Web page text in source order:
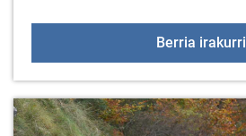
Berria irakurri